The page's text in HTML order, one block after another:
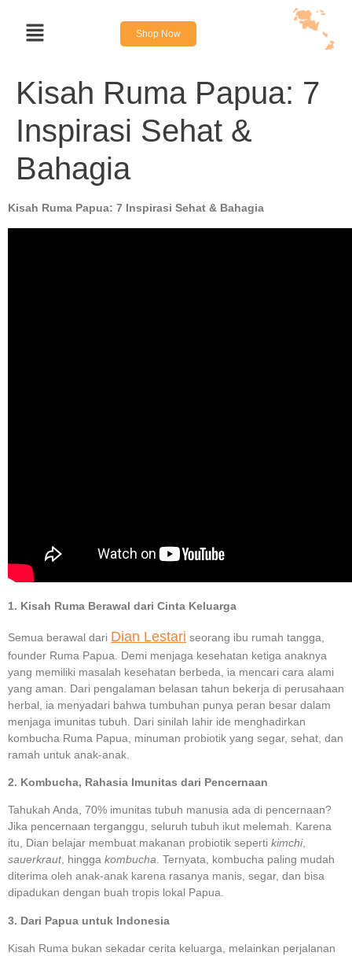
Shop Now
Kisah Ruma Papua: 7
Inspirasi Sehat &
Bahagia
Kisah Ruma Papua: 7 Inspirasi Sehat & Bahagia
1. Kisah Ruma Berawal dari Cinta Keluarga
Semua berawal dari Dian Lestari seorang ibu rumah tangga,
founder Ruma Papua. Demi menjaga kesehatan ketiga anaknya
yang memiliki masalah kesehatan berbeda, ia mencari cara alami
yang aman. Dari pengalaman belasan tahun bekerja di perusahaan
herbal, ia menyadari bahwa tumbuhan punya peran besar dalam
menjaga imunitas tubuh. Dari sinilah lahir ide menghadirkan
kombucha Ruma Papua, minuman probiotik yang segar, sehat, dan
ramah untuk anak-anak.
2. Kombucha, Rahasia Imunitas dari Pencernaan
Tahukah Anda, 70% imunitas tubuh manusia ada di pencernaan?
Jika pencernaan terganggu, seluruh tubuh ikut melemah. Karena
itu, Dian belajar membuat makanan probiotik seperti kimchi,
sauerkraut, hingga kombucha. Ternyata, kombucha paling mudah
diterima oleh anak-anak karena rasanya manis, segar, dan bisa
dipadukan dengan buah tropis lokal Papua.
3. Dari Papua untuk Indonesia
Kisah Ruma bukan sekadar cerita keluarga, melainkan perjalanan